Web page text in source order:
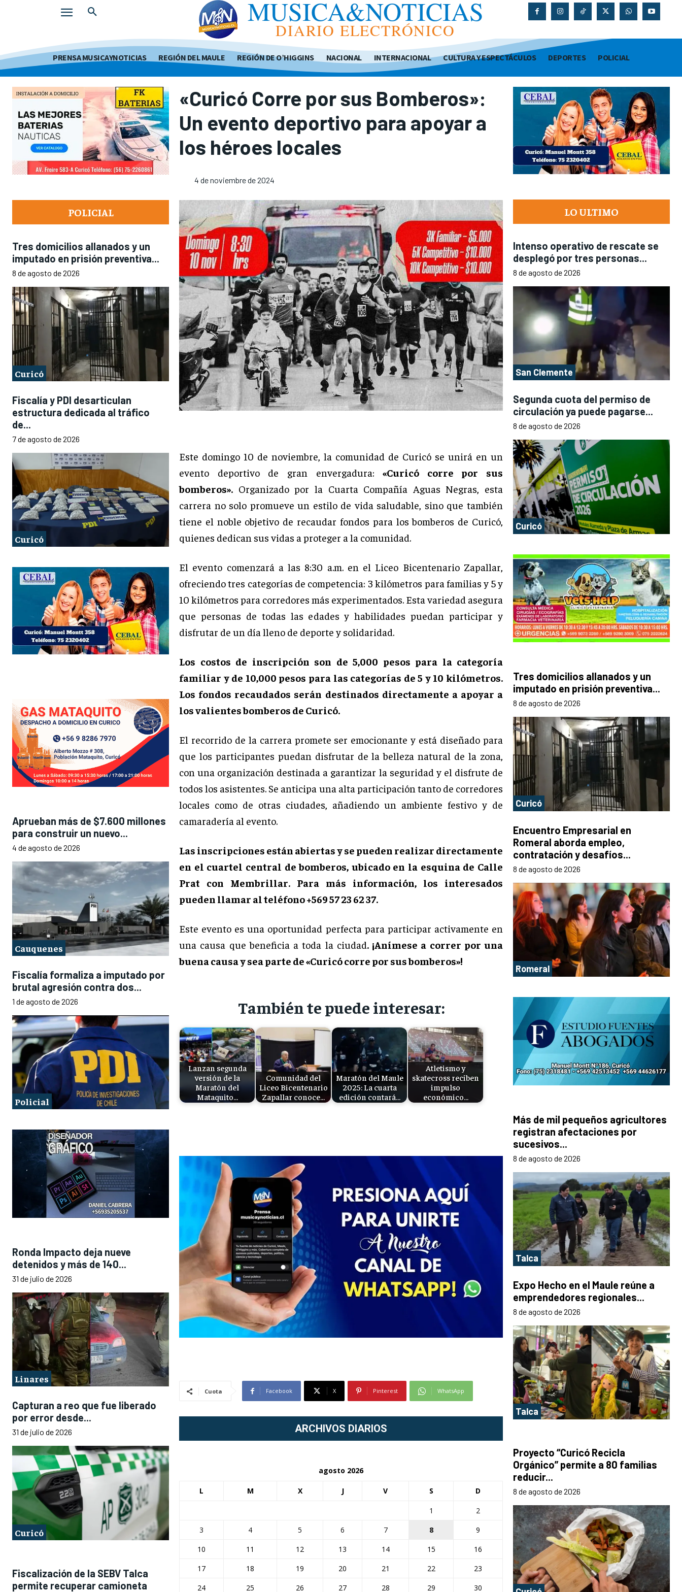
MUSICA&NOTICIAS
DIARIO ELECTRÓNICO
PRENSA MUSICAYNOTICIAS REGIÓN DEL MAULE REGIÓN DE O’HIGGINS NACIONAL INTERNACIONAL CULTURA Y ESPECTÁCULOS DEPORTES POLICIAL
POLICIAL
Tres domicilios allanados y un
imputado en prisión preventiva...
8 de agosto de 2026
Curicó
Fiscalía y PDI desarticulan
estructura dedicada al tráfico
de...
7 de agosto de 2026
Curicó
Aprueban más de $7.600 millones
para construir un nuevo...
4 de agosto de 2026
Cauquenes
Fiscalía formaliza a imputado por
brutal agresión contra dos...
1 de agosto de 2026
Policial
Ronda Impacto deja nueve
detenidos y más de 140...
31 de julio de 2026
Linares
Capturan a reo que fue liberado
por error desde...
31 de julio de 2026
Curicó
Fiscalización de la SEBV Talca
permite recuperar camioneta
«Curicó Corre por sus Bomberos»:
Un evento deportivo para apoyar a
los héroes locales
4 de noviembre de 2024
Este domingo 10 de noviembre, la comunidad de Curicó se unirá en un
evento deportivo de gran envergadura:«Curicó corre por sus
bomberos». Organizado por la Cuarta Compañía Aguas Negras, esta
carrera no solo promueve un estilo de vida saludable, sino que también
tiene el noble objetivo de recaudar fondos para los bomberos de Curicó,
quienes dedican sus vidas a proteger a la comunidad.
El evento comenzará a las 8:30 a.m. en el Liceo Bicentenario Zapallar,
ofreciendo tres categorías de competencia: 3 kilómetros para familias y 5 y
10 kilómetros para corredores más experimentados. Esta variedad asegura
que personas de todas las edades y habilidades puedan participar y
disfrutar de un día lleno de deporte y solidaridad.
Los costos de inscripción son de 5,000 pesos para la categoría
familiar y de 10,000 pesos para las categorías de 5 y 10 kilómetros.
Los fondos recaudados serán destinados directamente a apoyar a
los valientes bomberos de Curicó.
El recorrido de la carrera promete ser emocionante y está diseñado para
que los participantes puedan disfrutar de la belleza natural de la zona,
con una organización destinada a garantizar la seguridad y el disfrute de
todos los asistentes. Se anticipa una alta participación tanto de corredores
locales como de otras ciudades, añadiendo un ambiente festivo y de
camaradería al evento.
Las inscripciones están abiertas y se pueden realizar directamente
en el cuartel central de bomberos, ubicado en la esquina de Calle
Prat con Membrillar. Para más información, los interesados
pueden llamar al teléfono +569 57 23 62 37.
Este evento es una oportunidad perfecta para participar activamente en
una causa que beneficia a toda la ciudad. ¡Anímese a correr por una
buena causa y sea parte de «Curicó corre por sus bomberos»!
También te puede interesar:
Lanzan segunda
versión de la
Maratón del
Mataquito…
Comunidad del
Liceo Bicentenario
Zapallar conoce…
Maratón del Maule
2025: La cuarta
edición contará…
Atletismo y
skatecross reciben
impulso
económico…
Cuota Facebook X Pinterest WhatsApp
ARCHIVOS DIARIOS
agosto 2026
L M X J V S D
1
2
3
4 5 6 7 8
9
10
11 12 13 14 15
16
17
18 19 20 21 22
23
24
25 26 27 28 29 30
LO ULTIMO
Intenso operativo de rescate se
desplegó por tres personas...
8 de agosto de 2026
San Clemente
Segunda cuota del permiso de
circulación ya puede pagarse...
8 de agosto de 2026
Curicó
Tres domicilios allanados y un
imputado en prisión preventiva...
8 de agosto de 2026
Curicó
Encuentro Empresarial en
Romeral aborda empleo,
contratación y desafíos...
8 de agosto de 2026
Romeral
Más de mil pequeños agricultores
registran afectaciones por
sucesivos...
8 de agosto de 2026
Talca
Expo Hecho en el Maule reúne a
emprendedores regionales...
8 de agosto de 2026
Talca
Proyecto “Curicó Recicla
Orgánico” permite a 80 familias
reducir...
8 de agosto de 2026